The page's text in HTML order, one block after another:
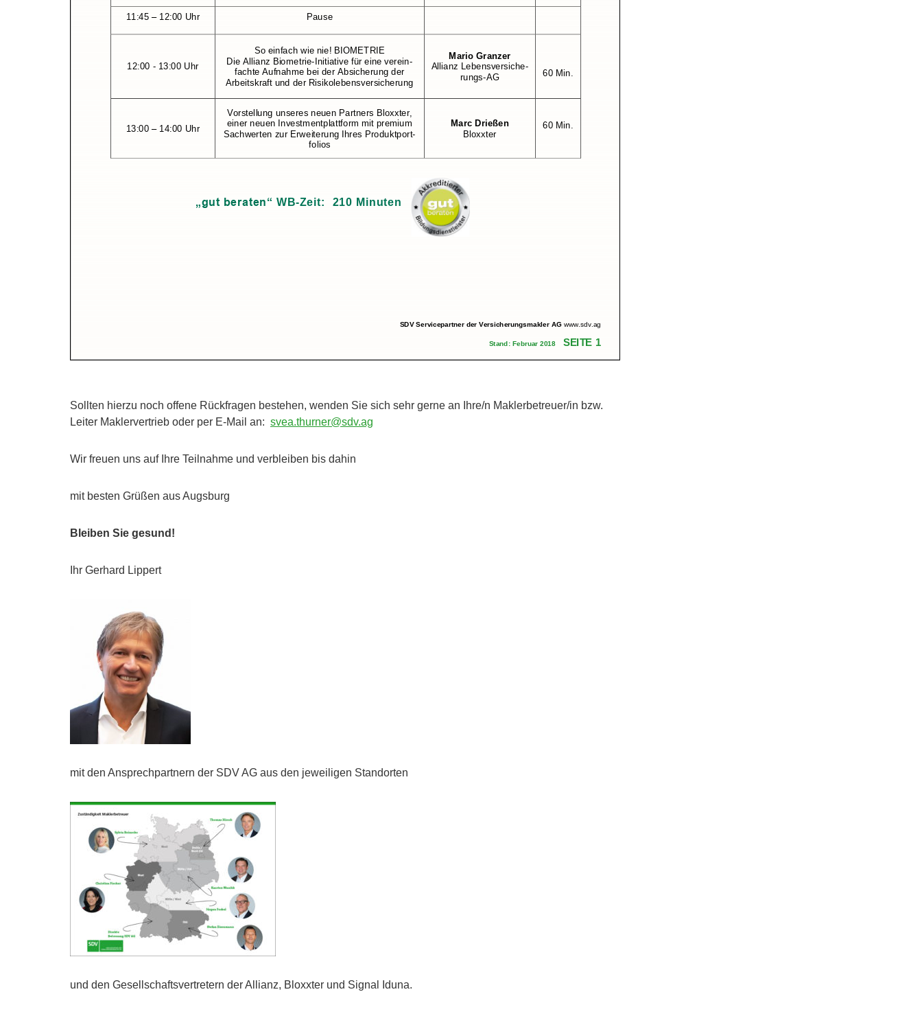
Sollten hierzu noch offene Rückfragen bestehen, wenden Sie sich sehr gerne an Ihre/n Maklerbetreuer/in bzw.
Leiter Maklervertrieb oder per E-Mail an: svea.thurner@sdv.ag
Wir freuen uns auf Ihre Teilnahme und verbleiben bis dahin
mit besten Grüßen aus Augsburg
Bleiben Sie gesund!
Ihr Gerhard Lippert
mit den Ansprechpartnern der SDV AG aus den jeweiligen Standorten
und den Gesellschaftsvertretern der Allianz, Bloxxter und Signal Iduna.